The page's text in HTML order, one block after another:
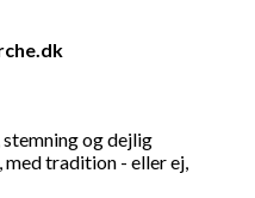
og dejlig
tradition - eller ej,